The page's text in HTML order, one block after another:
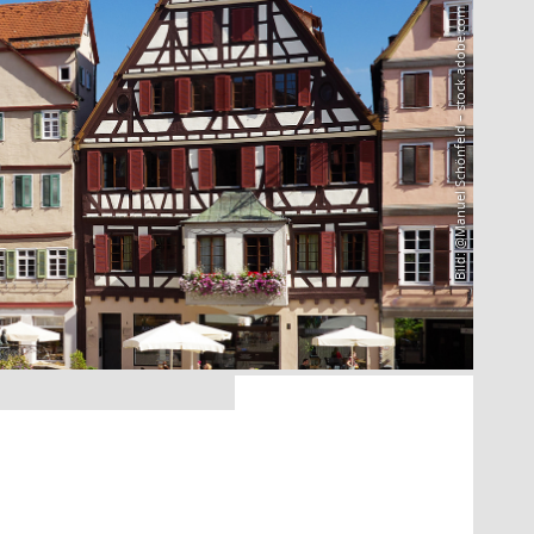
Bild: @Manuel Schönfeld – stock.adobe.com